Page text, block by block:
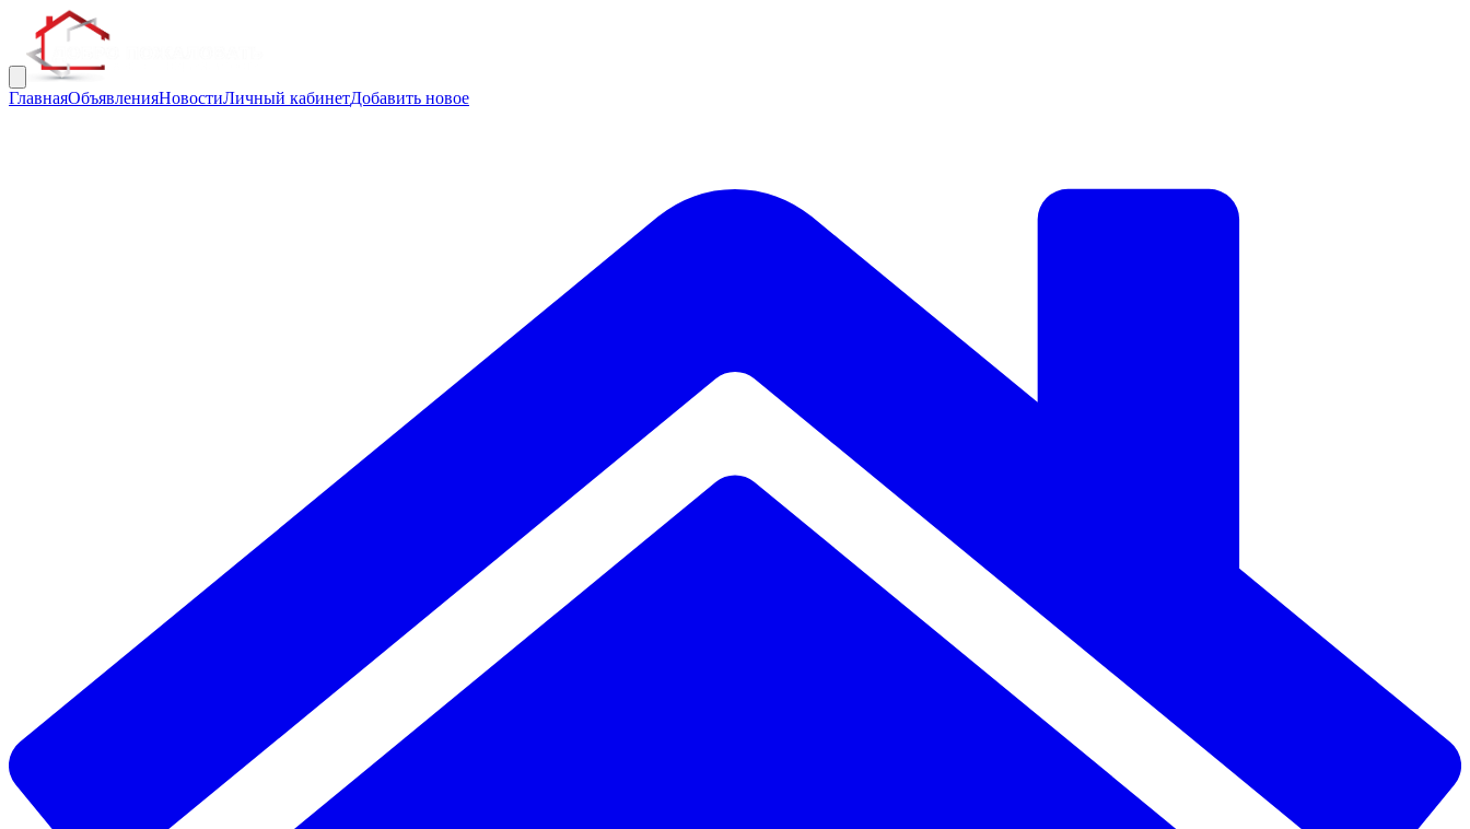
ГлавнаяОбъявленияНовостиЛичный кабинетДобавить новое